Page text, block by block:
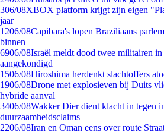
306/08XBOX platform krijgt zijn eigen
jaar
1206/08Capibara's lopen Braziliaans
binnen
6906/08Israël meldt dood twee militairen
aangekondigd
1506/08Hiroshima herdenkt slachtoffers
1906/08Drone met explosieven bij Duits
hybride aanval
3406/08Wakker Dier dient klacht in tegen
duurzaamheidsclaims
2206/08Iran en Oman eens over route